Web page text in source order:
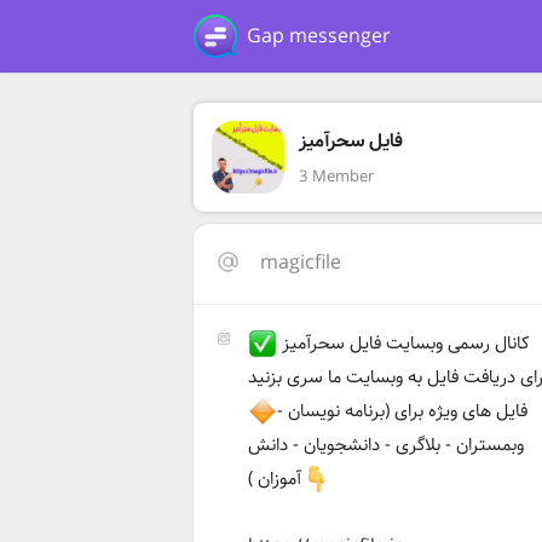
Gap messenger
فایل سحرآمیز
3 Member
magicfile
کانال رسمی وبسایت فایل سحرآمیز
دریافت فایل به وبسایت ما سری بزنید
فایل های ویژه برای (برنامه نویسان -
وبمستران - بلاگری - دانشجویان - دانش
آموزان )